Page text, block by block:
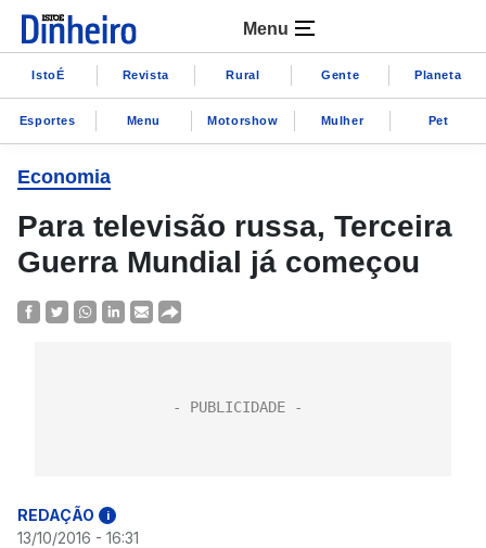
Menu
IstoÉ Revista Rural Gente Planeta
Esportes Menu Motorshow Mulher Pet
Economia
Para televisão russa, Terceira
Guerra Mundial já começou
REDAÇÃO i
13/10/2016 - 16:31